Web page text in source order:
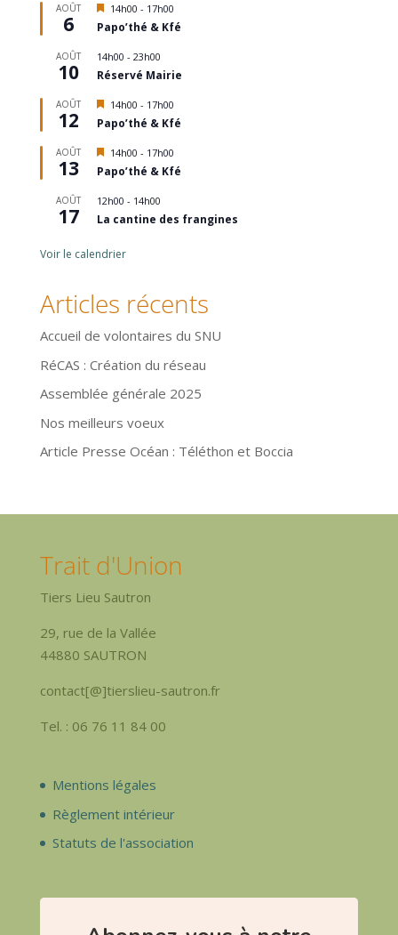
AOÛT
6
Mis
avant
14h00 - 17h00
Papo’thé & Kfé
AOÛT
10
14h00 - 23h00
Réservé Mairie
AOÛT
12
Mis
avant
14h00 - 17h00
Papo’thé & Kfé
AOÛT
13
Mis
avant
14h00 - 17h00
Papo’thé & Kfé
AOÛT
17
12h00 - 14h00
La cantine des frangines
Voir le calendrier
Articles récents
Accueil de volontaires du SNU
RéCAS : Création du réseau
Assemblée générale 2025
Nos meilleurs voeux
Article Presse Océan : Téléthon et Boccia
Trait d'Union
Tiers Lieu Sautron
29, rue de la Vallée
44880 SAUTRON
contact[@]tierslieu-sautron.fr
Tel. : 06 76 11 84 00
Mentions légales
Règlement intérieur
Statuts de l'association